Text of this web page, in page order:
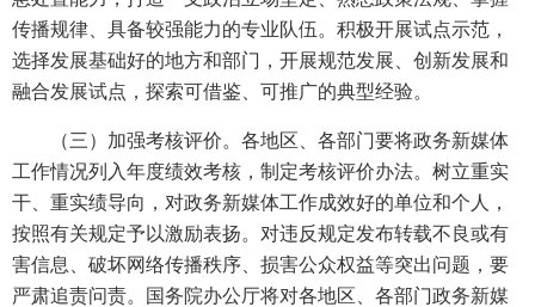
传播规律、具备较强能力的专业队伍。积极开展试点示范，
选择发展基础好的地方和部门，开展规范发展、创新发展和
融合发展试点，探索可借鉴、可推广的典型经验。
（三）加强考核评价。各地区、各部门要将政务新媒体
工作情况列入年度绩效考核，制定考核评价办法。树立重实
干、重实绩导向，对政务新媒体工作成效好的单位和个人，
按照有关规定予以激励表扬。对违反规定发布转载不良或有
害信息、破坏网络传播秩序、损害公众权益等突出问题，要
严肃追责问责。国务院办公厅将对各地区、各部门政务新媒